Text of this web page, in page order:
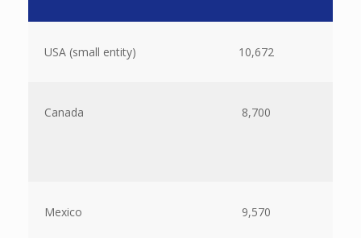
USA (small entity) 10,672
Canada 8,700
Mexico 9,570